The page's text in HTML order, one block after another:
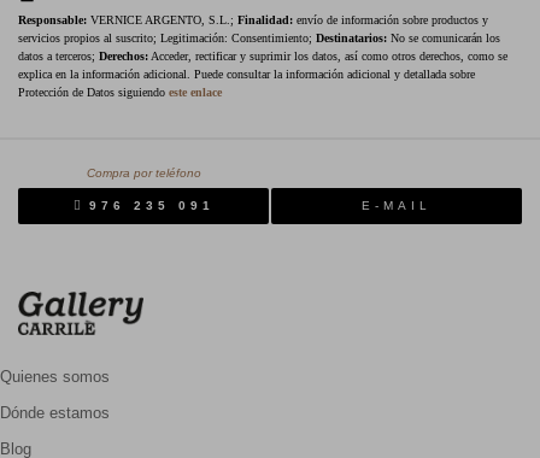
Responsable: VERNICE ARGENTO, S.L.; Finalidad: envío de información sobre productos y
servicios propios al suscrito; Legitimación: Consentimiento; Destinatarios: No se comunicarán los
datos a terceros; Derechos: Acceder, rectificar y suprimir los datos, así como otros derechos, como se
explica en la información adicional. Puede consultar la información adicional y detallada sobre
Protección de Datos siguiendo este enlace
Compra por teléfono
976 235 091 E-MAIL
Quienes somos
Dónde estamos
Blog